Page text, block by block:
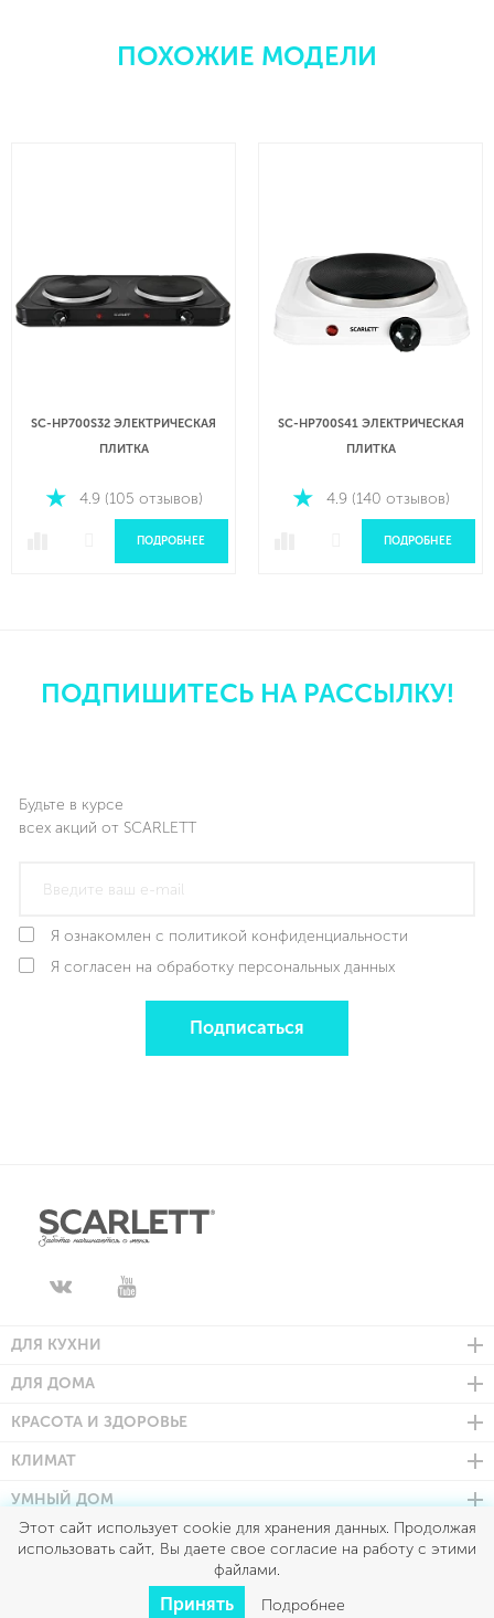
ПОХОЖИЕ МОДЕЛИ
SC-HP700S32 ЭЛЕКТРИЧЕСКАЯ
ПЛИТКА
4.9 (105 отзывов)
ПОДРОБНЕЕ
SC-HP700S41 ЭЛЕКТРИЧЕСКАЯ
ПЛИТКА
4.9 (140 отзывов)
ПОДРОБНЕЕ
ПОДПИШИТЕСЬ НА РАССЫЛКУ!
Будьте в курсе
всех акций от SCARLETT
Я ознакомлен с политикой конфиденциальности
Я согласен на обработку персональных данных
Подписаться
ДЛЯ КУХНИ
ДЛЯ ДОМА
КРАСОТА И ЗДОРОВЬЕ
КЛИМАТ
УМНЫЙ ДОМ
Scarlett © 2026
Политика конфиденциальности
Этот сайт использует cookie для хранения данных. Продолжая
использовать сайт, Вы даете свое согласие на работу с этими
файлами.
Принять Подробнее